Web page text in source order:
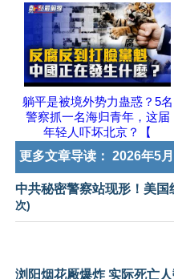
躺平是被境外势力蛊惑？5名
警察抓一名海归青年，这届
年轻人吓坏北京？【
更多文章导读： 2026年5月
中共秘密警察站现形！美国
次)
浏阳烟花厰爆炸 实际死亡